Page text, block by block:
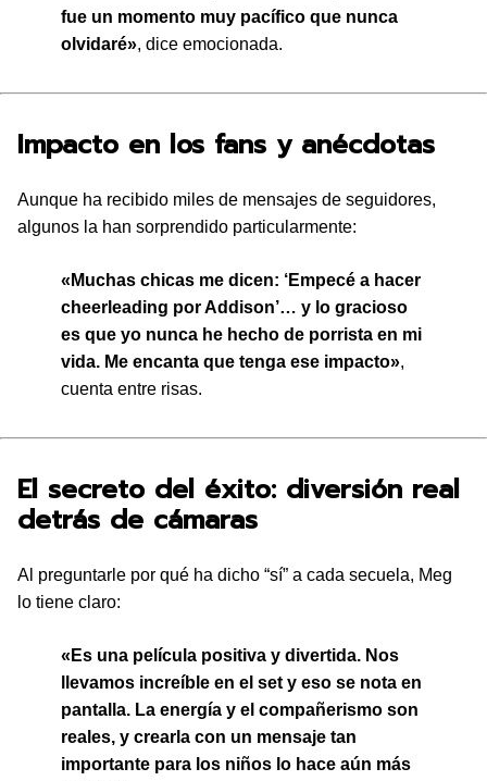
fue un momento muy pacífico que nunca
olvidaré», dice emocionada.
Impacto en los fans y anécdotas
Aunque ha recibido miles de mensajes de seguidores,
algunos la han sorprendido particularmente:
«Muchas chicas me dicen: ‘Empecé a hacer
cheerleading por Addison’… y lo gracioso
es que yo nunca he hecho de porrista en mi
vida. Me encanta que tenga ese impacto»,
cuenta entre risas.
El secreto del éxito: diversión real
detrás de cámaras
Al preguntarle por qué ha dicho “sí” a cada secuela, Meg
lo tiene claro:
«Es una película positiva y divertida. Nos
llevamos increíble en el set y eso se nota en
pantalla. La energía y el compañerismo son
reales, y crearla con un mensaje tan
importante para los niños lo hace aún más